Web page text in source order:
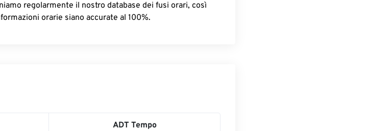
regolarmente il nostro database dei fusi orari, così
orarie siano accurate al 100%.
ADT Tempo